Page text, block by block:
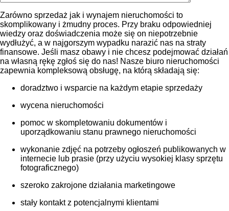
Zarówno sprzedaż jak i wynajem nieruchomości to
skomplikowany i żmudny proces. Przy braku odpowiedniej
wiedzy oraz doświadczenia może się on niepotrzebnie
wydłużyć, a w najgorszym wypadku narazić nas na straty
finansowe. Jeśli masz obawy i nie chcesz podejmować działań
na własną rękę zgłoś się do nas! Nasze biuro nieruchomości
zapewnia kompleksową obsługę, na którą składają się:
doradztwo i wsparcie na każdym etapie sprzedaży
wycena nieruchomości
pomoc w skompletowaniu dokumentów i
uporządkowaniu stanu prawnego nieruchomości
wykonanie zdjęć na potrzeby ogłoszeń publikowanych w
internecie lub prasie (przy użyciu wysokiej klasy sprzętu
fotograficznego)
szeroko zakrojone działania marketingowe
stały kontakt z potencjalnymi klientami